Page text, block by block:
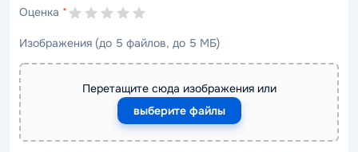
Оценка *
Изображения (до 5 файлов, до 5 МБ)
Перетащите сюда изображения или
выберите файлы